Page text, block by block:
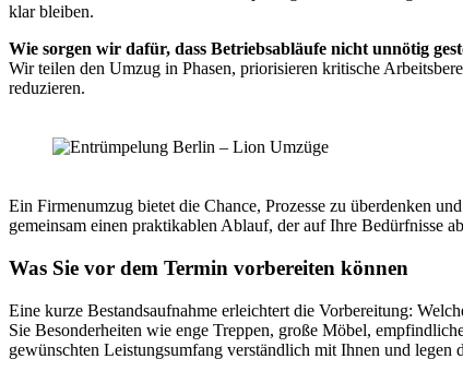
klar bleiben.
Wie sorgen wir dafür, dass Betriebsabläufe nicht unnötig
Wir teilen den Umzug in Phasen, priorisieren kritische
reduzieren.
Ein Firmenumzug bietet die Chance, Prozesse zu überdenken
gemeinsam einen praktikablen Ablauf, der auf Ihre Bedürfnisse
Was Sie vor dem Termin vorbereiten können
Eine kurze Bestandsaufnahme erleichtert die Vorbereitung:
Sie Besonderheiten wie enge Treppen, große Möbel,
gewünschten Leistungsumfang verständlich mit Ihnen und legen